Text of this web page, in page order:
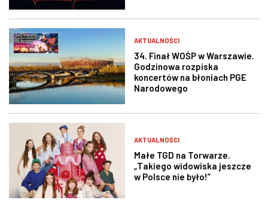
AKTUALNOŚCI
34. Finał WOŚP w Warszawie.
Godzinowa rozpiska
koncertów na błoniach PGE
Narodowego
AKTUALNOŚCI
Małe TGD na Torwarze.
„Takiego widowiska jeszcze
w Polsce nie było!”